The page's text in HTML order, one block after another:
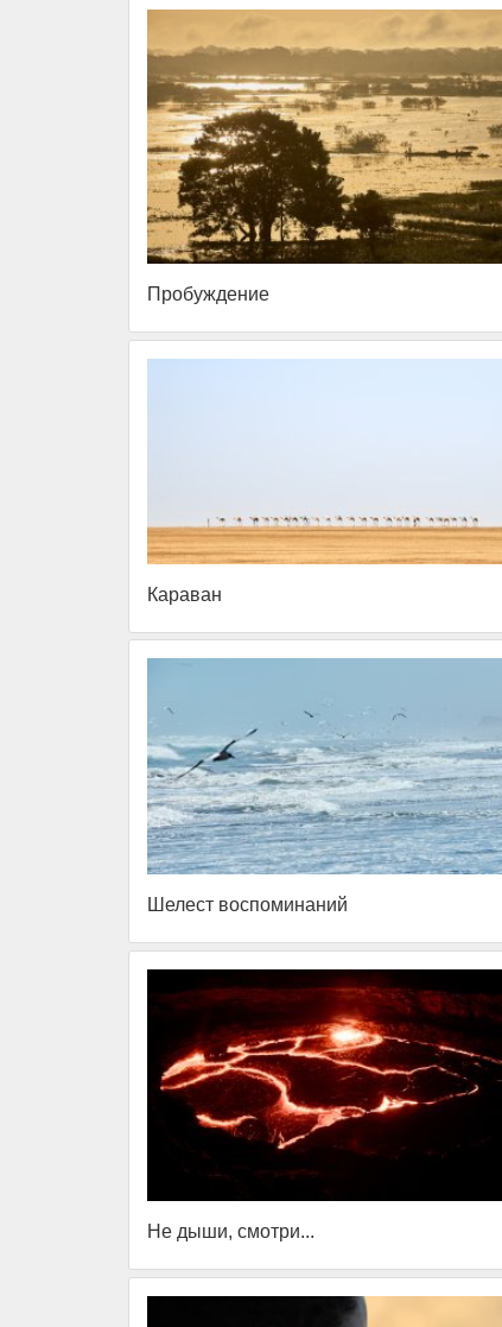
Пробуждение
Караван
Шелест воспоминаний
Не дыши, смотри...